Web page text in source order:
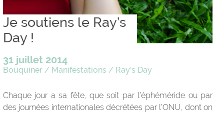
Je soutiens le Ray’s
Day !
31 juillet 2014
Bouquiner / Manifestations / Ray's Day
Chaque jour a sa fête, que soit par l’éphéméride ou par
des journées internationales décrétées par l’ONU, dont on